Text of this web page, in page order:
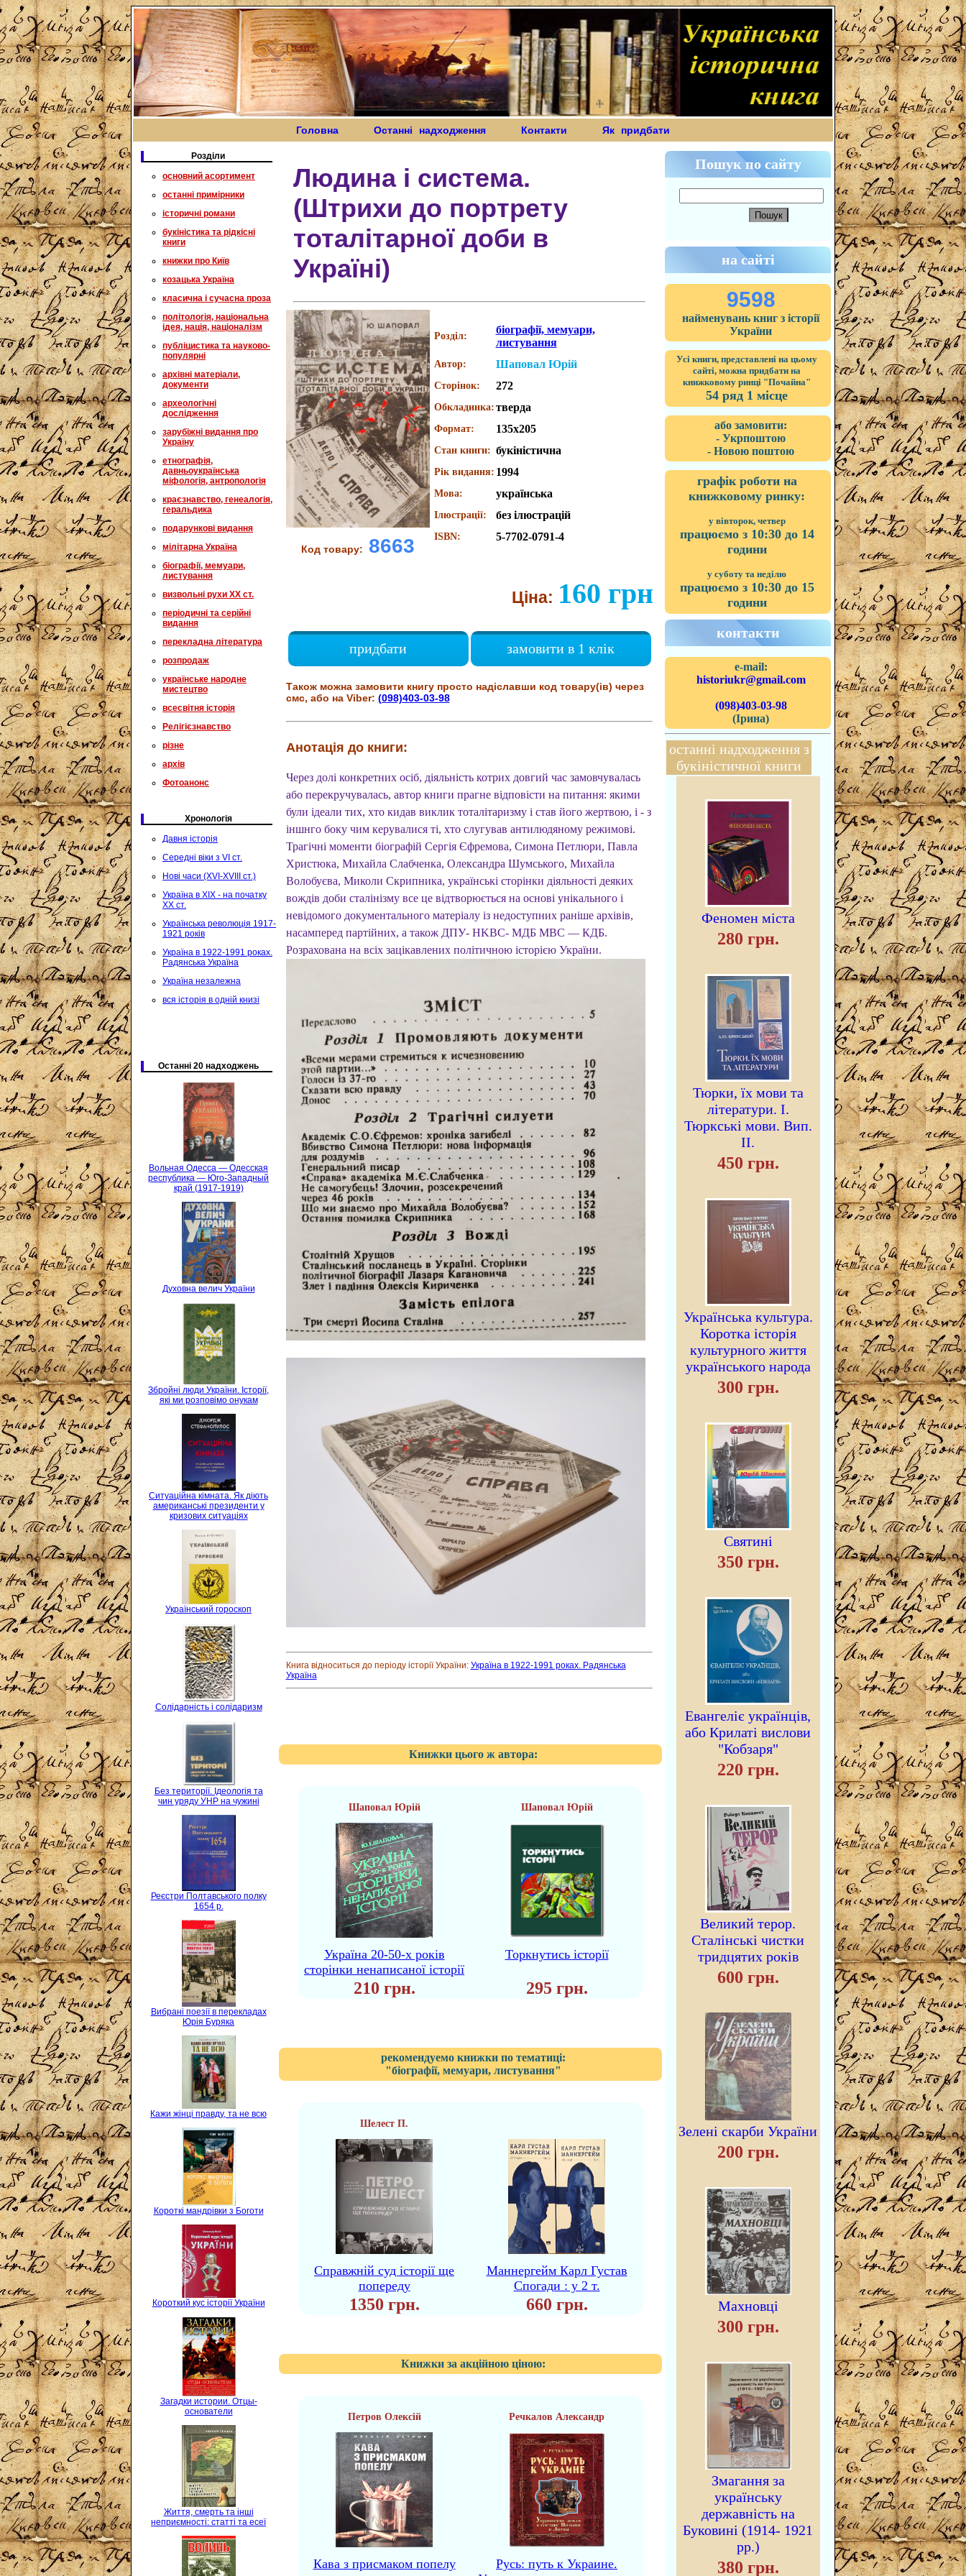
Головна Останні надходження Контакти Як придбати
Розділи
основний асортимент
останні примірники
історичні романи
букіністика та рідкісні
книги
книжки про Київ
козацька Україна
класична і сучасна проза
політологія, національна
ідея, нація, націоналізм
публіцистика та науково-
популярні
архівні матеріали,
документи
археологічні
дослідження
зарубіжні видання про
Україну
етнографія,
давньоукраїнська
міфологія, антропологія
краєзнавство, генеалогія,
геральдика
подарункові видання
мілітарна Україна
біографії, мемуари,
листування
визвольні рухи XX ст.
періодичні та серійні
видання
перекладна література
розпродаж
українське народне
мистецтво
всесвітня історія
Релігієзнавство
різне
архів
Фотоанонс
Хронологія
Давня історія
Середні віки з VI ст.
Нові часи (XVI-XVIII ст.)
Україна в XIX - на початку
XX ст.
Українська революція 1917-
1921 років
Україна в 1922-1991 роках.
Радянська Україна
Україна незалежна
вся історія в одній книзі
Останні 20 надходжень
Вольная Одесса — Одесская
республика — Юго-Западный
край (1917-1919)
Духовна велич України
Збройні люди України. Історії,
які ми розповімо онукам
Ситуаційна кімната. Як діють
американські президенти у
кризових ситуаціях
Український гороскоп
Солідарність і солідаризм
Без території. Ідеологія та
чин уряду УНР на чужині
Реєстри Полтавського полку
1654 р.
Вибрані поезії в перекладах
Юрія Буряка
Кажи жінці правду, та не всю
Короткі мандрівки з Боготи
Короткий кус історії України
Загадки истории. Отцы-
основатели
Життя, смерть та інші
неприємності: статті та есеї
Людина і система.
(Штрихи до портрету
тоталітарної доби в
Україні)
Код товару: 8663
Розділ:
біографії, мемуари,
листування
Автор: Шаповал Юрій
Сторінок: 272
Обкладинка: тверда
Формат: 135х205
Стан книги: букіністична
Рік видання: 1994
Мова: українська
Ілюстрації: без ілюстрацій
ISBN: 5-7702-0791-4
Ціна: 160 грн
придбати замовити в 1 клік
Також можна замовити книгу просто надіславши код товару(ів) через
смс, або на Viber: (098)403-03-98
Анотація до книги:
Через долі конкретних осіб, дiяльнiсть котрих довгий час замовчувалась
або перекручувалась, автор книги прагне відповісти на питання: якими
були ідеали тих, хто кидав виклик тоталітаризму і став його жертвою, і - з
іншнго боку чим керувалися ті, хто слугував антилюдяному режимові.
Трагічні моменти біографій Сергія Єфремова, Симона Петлюри, Павла
Христюка, Михайла Слабченка, Олександра Шумського, Михайла
Волобуєва, Миколи Скрипника, українські сторiнки дiяльностi деяких
вождів доби сталiнiзму все це вiдтворюється на основі унікального і
невідомого документального матеріалу iз недоступних раніше архiвiв,
насамперед партійних, а також ДПУ- HKBC- МДБ MBC — КДБ.
Розрахована на всіх зацікавлених політичною історією України.
Книга відноситься до періоду історії України: Україна в 1922-1991 роках. Радянська
Україна
Книжки цього ж автора:
Шаповал Юрій Шаповал Юрій
Україна 20-50-х років
сторінки ненаписаної історії
Торкнутись історії
210 грн. 295 грн.
рекомендуемо книжки по тематиці:
"біографії, мемуари, листування"
Шелест П.
Справжній суд історії ще
попереду
Маннергейм Карл Густав
Спогади : у 2 т.
1350 грн. 660 грн.
Книжки за акційною ціною:
Петров Олексій Речкалов Александр
Кава з присмаком попелу
Русь: путь к Украине.
Пошук по сайту
на сайті
9598
найменувань книг з історії
України
Усі книги, представлені на цьому
сайті, можна придбати на
книжковому ринці "Почайна"
54 ряд 1 місце
або замовити:
- Укрпоштою
- Новою поштою
графік роботи на
книжковому ринку:
у вівторок, четвер
працюємо з 10:30 до 14
години
у суботу та неділю
працюємо з 10:30 до 15
години
контакти
e-mail:
historiukr@gmail.com
(098)403-03-98
(Ірина)
останні надходження з
букіністичної книги
Феномен міста
280 грн.
Тюрки, їх мови та
літератури. I.
Тюркські мови. Вип.
II.
450 грн.
Українська культура.
Коротка історія
культурного життя
українського народа
300 грн.
Святині
350 грн.
Евангеліє українців,
або Крилаті вислови
"Кобзаря"
220 грн.
Великий терор.
Сталінські чистки
тридцятих років
600 грн.
Зелені скарби України
200 грн.
Махновці
300 грн.
Змагання за
українську
державність на
Буковині (1914- 1921
рр.)
380 грн.